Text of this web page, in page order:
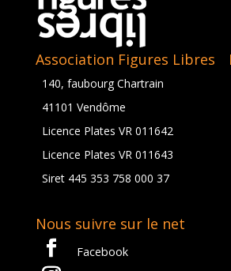
Cie 6pieds En Résidence (2024)
Un Artiste Dans Ma Classe – 2024
Culturel Des Rottes (2023)
Rencontre Entre Le Groupe VAGUENT
Le Plateau Explo’radio (2023)
Résidence En Milieu Scolaire Avec
La Cantine Des Scout
Association Figures Libres
140, faubourg Chartrain
41101 Vendôme
Licence Plates VR 011642
Licence Plates VR 011643
Siret 445 353 758 000 37
Nous suivre sur le net
Facebook